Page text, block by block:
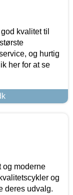
kvalitet til
og hurtig
her for at se
og moderne
og
deres udvalg.